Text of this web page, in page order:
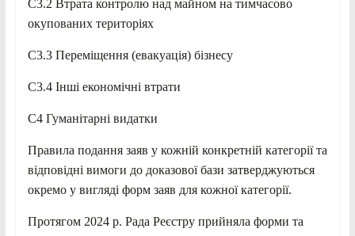
C3.2 Втрата контролю над майном на тимчасово
окупованих територіях
C3.3 Переміщення (евакуація) бізнесу
C3.4 Інші економічні втрати
C4 Гуманітарні видатки
Правила подання заяв у кожній конкретній категорії та
відповідні вимоги до доказової бази затверджуються
окремо у вигляді форм заяв для кожної категорії.
Протягом 2024 р. Рада Реєстру прийняла форми та